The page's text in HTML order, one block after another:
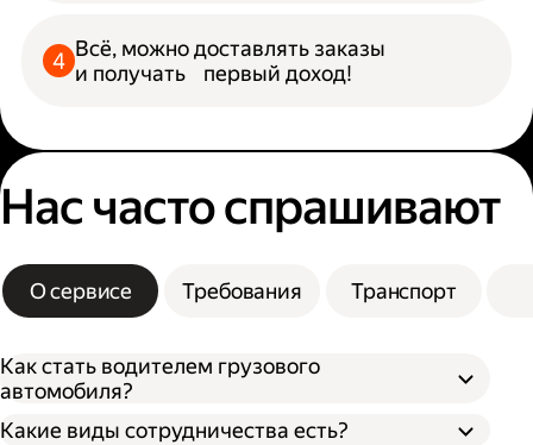
Всё, можно доставлять заказы
и получать первый доход!
Нас часто спрашивают
О сервисе Требования Транспорт
Как стать водителем грузового
автомобиля?
Какие виды сотрудничества есть?